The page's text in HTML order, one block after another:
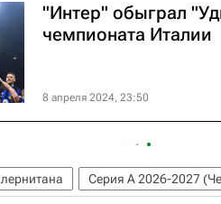
"Интер" обыграл
чемпионата Италии
8 апреля 2024, 23:50
Серия А 2026-2027